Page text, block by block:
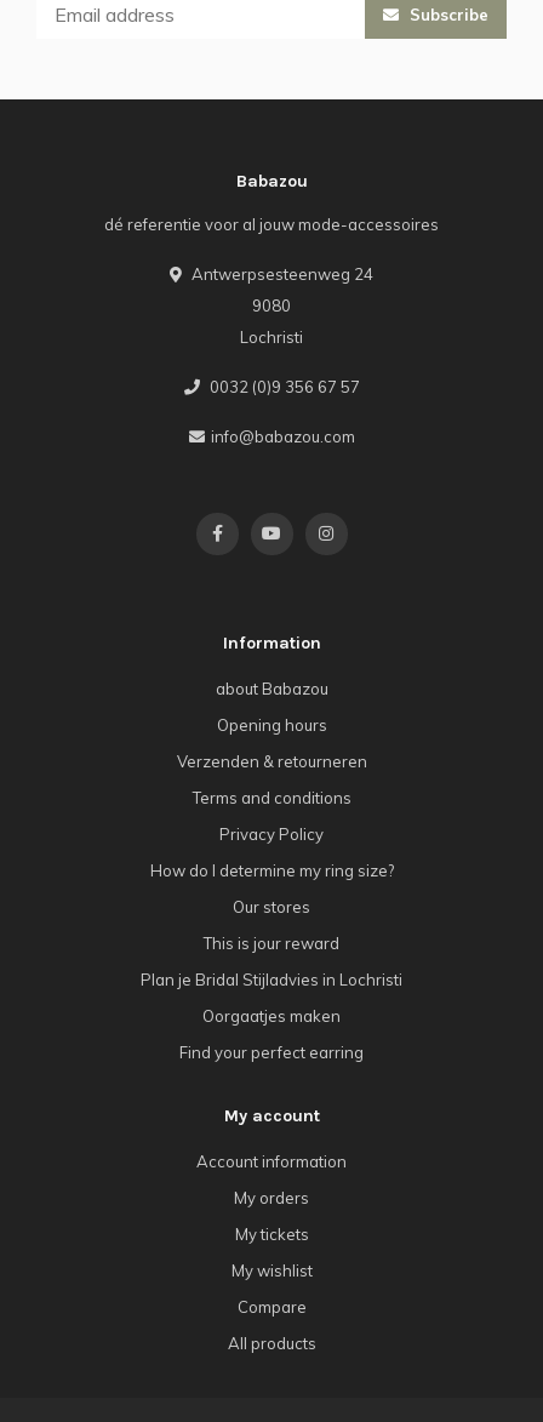
Subscribe
Babazou
dé referentie voor al jouw mode-accessoires
Antwerpsesteenweg 24
9080
Lochristi
0032 (0)9 356 67 57
info@babazou.com
Information
about Babazou
Opening hours
Verzenden & retourneren
Terms and conditions
Privacy Policy
How do I determine my ring size?
Our stores
This is jour reward
Plan je Bridal Stijladvies in Lochristi
Oorgaatjes maken
Find your perfect earring
My account
Account information
My orders
My tickets
My wishlist
Compare
All products